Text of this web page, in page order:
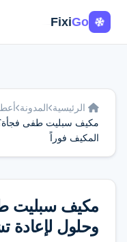
FixiGo
الرئيسية المدونة
المكيف فوراً
وحلول لإعادة